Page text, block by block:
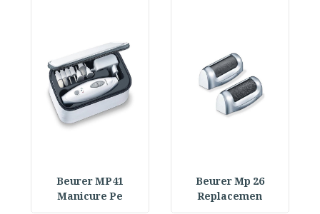
Beurer Mp 26
Replacemen
Beurer MP41
Manicure Pe